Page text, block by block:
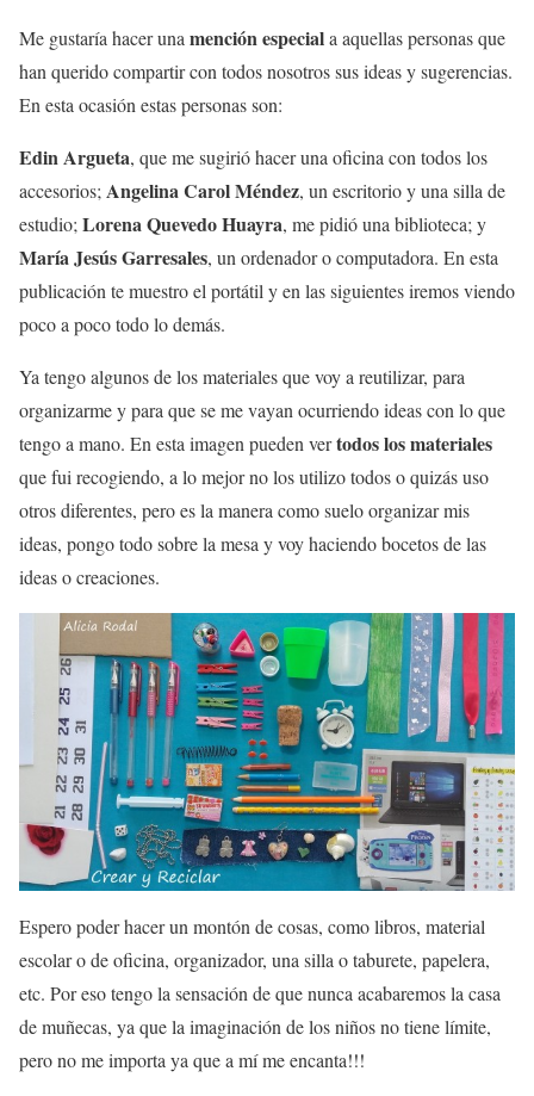
Me gustaría hacer una mención especiala aquellas personas que
han querido compartir con todos nosotros sus ideas y sugerencias.
En esta ocasión estas personas son:
Edin Argueta, que me sugirió hacer una oficina con todos los
accesorios; Angelina Carol Méndez, un escritorio y una silla de
estudio; Lorena Quevedo Huayra, me pidió una biblioteca; y
María Jesús Garresales, un ordenador o computadora. En esta
publicación te muestro el portátil y en las siguientes iremos viendo
poco a poco todo lo demás.
Ya tengo algunos de los materiales que voy a reutilizar, para
organizarme y para que se me vayan ocurriendo ideas con lo que
tengo a mano. En esta imagen pueden vertodos los materiales
que fui recogiendo, a lo mejor no los utilizo todos o quizás uso
otros diferentes, pero es la manera como suelo organizar mis
ideas, pongo todo sobre la mesa y voy haciendo bocetos de las
ideas o creaciones.
Espero poder hacer un montón de cosas, como libros, material
escolar o de oficina, organizador, una silla o taburete, papelera,
etc. Por eso tengo la sensación de que nunca acabaremos la casa
de muñecas, ya que la imaginación de los niños no tiene límite,
pero no me importa ya que a mí me encanta!!!